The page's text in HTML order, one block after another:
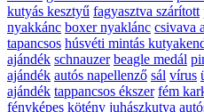
kutyás kesztyű fagyasztva szárított
nyakkánc boxer nyaklánc csivava
tapancsos húsvéti mintás
ajándék schnauzer beagle medál
ajándék autós napellenző sál vírus
ajándék tappancsos ékszer fém
fényképes kötény juhászkutya